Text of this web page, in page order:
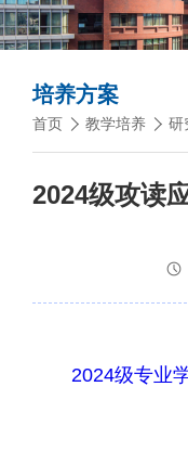
培养方案
首页 教学培养 研
2024级攻读
2024级专业